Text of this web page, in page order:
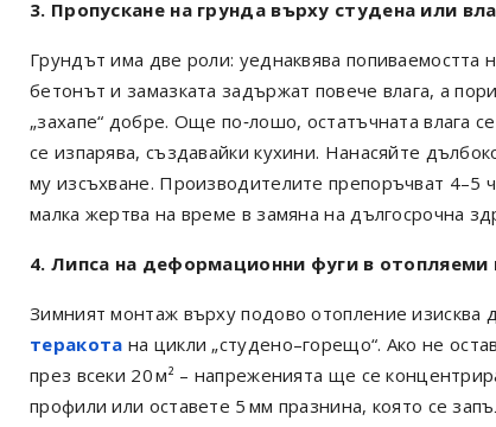
3. Пропускане на грунда върху студена или
Грундът има две роли: уеднаквява
бетонът и замазката задържат повече влага, а
„захапе“ добре. Още по‑лошо, остатъчната влага
се изпарява, създавайки кухини. Нанасяйте
му изсъхване. Производителите препоръчват 4–5
малка жертва на време в замяна на дългосрочна
4. Липса на деформационни фуги в отопляеми
Зимният монтаж върху подово отопление изисква
теракота на цикли „студено–горещо“. Ако не
през всеки 20 м² – напреженията ще се
профили или оставете 5 мм празнина, която се